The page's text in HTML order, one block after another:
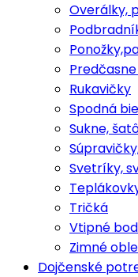
Overálky,
Rukavičky
Spodná
Sukne,
Svetríky,
Tričká
Vtipné
Zimné
Dojčenské